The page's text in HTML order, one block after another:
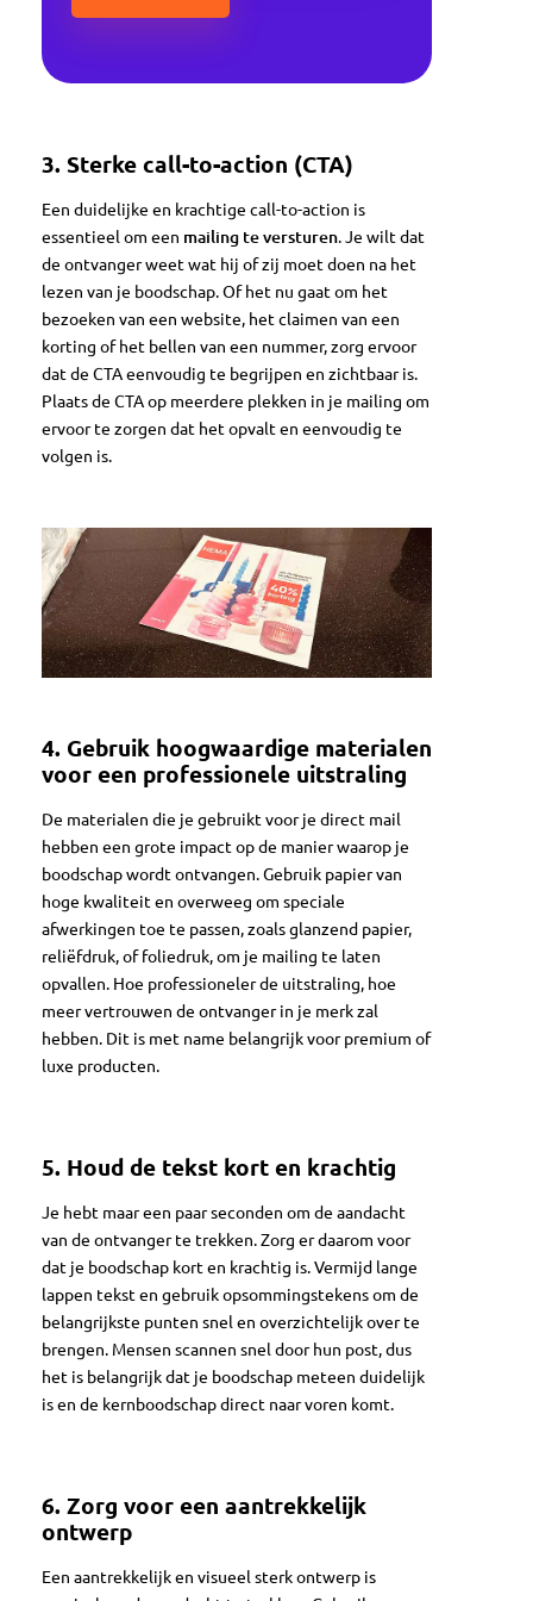
3. Sterke call-to-action (CTA)
Een duidelijke en krachtige call-to-action is
essentieel om een mailing te versturen. Je wilt dat
de ontvanger weet wat hij of zij moet doen na het
lezen van je boodschap. Of het nu gaat om het
bezoeken van een website, het claimen van een
korting of het bellen van een nummer, zorg ervoor
dat de CTA eenvoudig te begrijpen en zichtbaar is.
Plaats de CTA op meerdere plekken in je mailing om
ervoor te zorgen dat het opvalt en eenvoudig te
volgen is.
4. Gebruik hoogwaardige materialen
voor een professionele uitstraling
De materialen die je gebruikt voor je direct mail
hebben een grote impact op de manier waarop je
boodschap wordt ontvangen. Gebruik papier van
hoge kwaliteit en overweeg om speciale
afwerkingen toe te passen, zoals glanzend papier,
reliëfdruk, of foliedruk, om je mailing te laten
opvallen. Hoe professioneler de uitstraling, hoe
meer vertrouwen de ontvanger in je merk zal
hebben. Dit is met name belangrijk voor premium of
luxe producten.
5. Houd de tekst kort en krachtig
Je hebt maar een paar seconden om de aandacht
van de ontvanger te trekken. Zorg er daarom voor
dat je boodschap kort en krachtig is. Vermijd lange
lappen tekst en gebruik opsommingstekens om de
belangrijkste punten snel en overzichtelijk over te
brengen. Mensen scannen snel door hun post, dus
het is belangrijk dat je boodschap meteen duidelijk
is en de kernboodschap direct naar voren komt.
6. Zorg voor een aantrekkelijk
ontwerp
Een aantrekkelijk en visueel sterk ontwerp is